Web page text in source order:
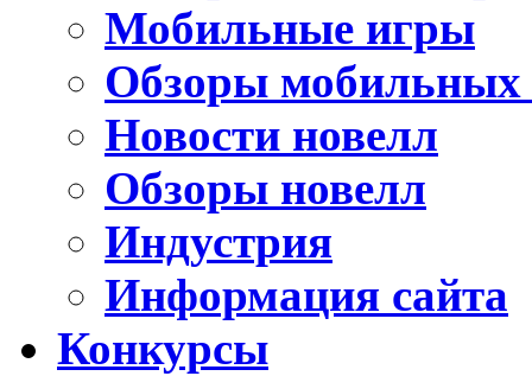
Мобильные игры
Обзоры мобильных
Новости новелл
Обзоры новелл
Индустрия
Информация сайта
Конкурсы